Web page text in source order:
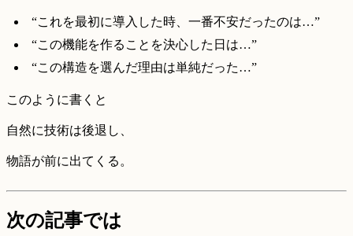
“これを最初に導入した時、一番不安だったのは…”
“この機能を作ることを決心した日は…”
“この構造を選んだ理由は単純だった…”
このように書くと
自然に技術は後退し、
物語が前に出てくる。
次の記事では